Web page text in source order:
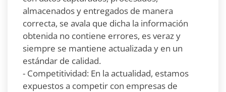
almacenados y entregados de manera
correcta, se avala que dicha la información
obtenida no contiene errores, es veraz y
siempre se mantiene actualizada y en un
estándar de calidad.
- Competitividad: En la actualidad, estamos
expuestos a competir con empresas de